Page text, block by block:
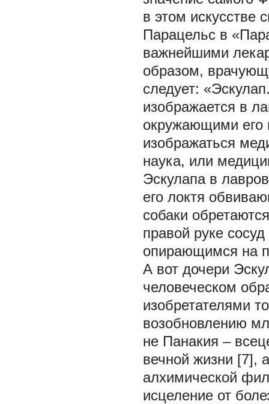
в этом
Парацельс в
важнейшими
образом,
следует:
изображается в
окружающими
изображаться
наука, или
Эскулапа в
его локтя
собаки
правой руке
опирающимся на
А вот дочери
человеческом
изобретателями
возобновлению
не Панакия –
вечной жизни [7],
алхимической
исцеление от